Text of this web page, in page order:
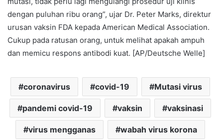
dengan puluhan ribu orang”, ujar Dr. Peter Marks, direktur
urusan vaksin FDA kepada American Medical Association.
Cukup pada ratusan orang, untuk melihat apakah ampuh
dan memicu respons antibodi kuat. [AP/Deutsche Welle]
coronavirus covid-19 Mutasi virus
pandemi covid-19 vaksin vaksinasi
virus mengganas wabah virus korona